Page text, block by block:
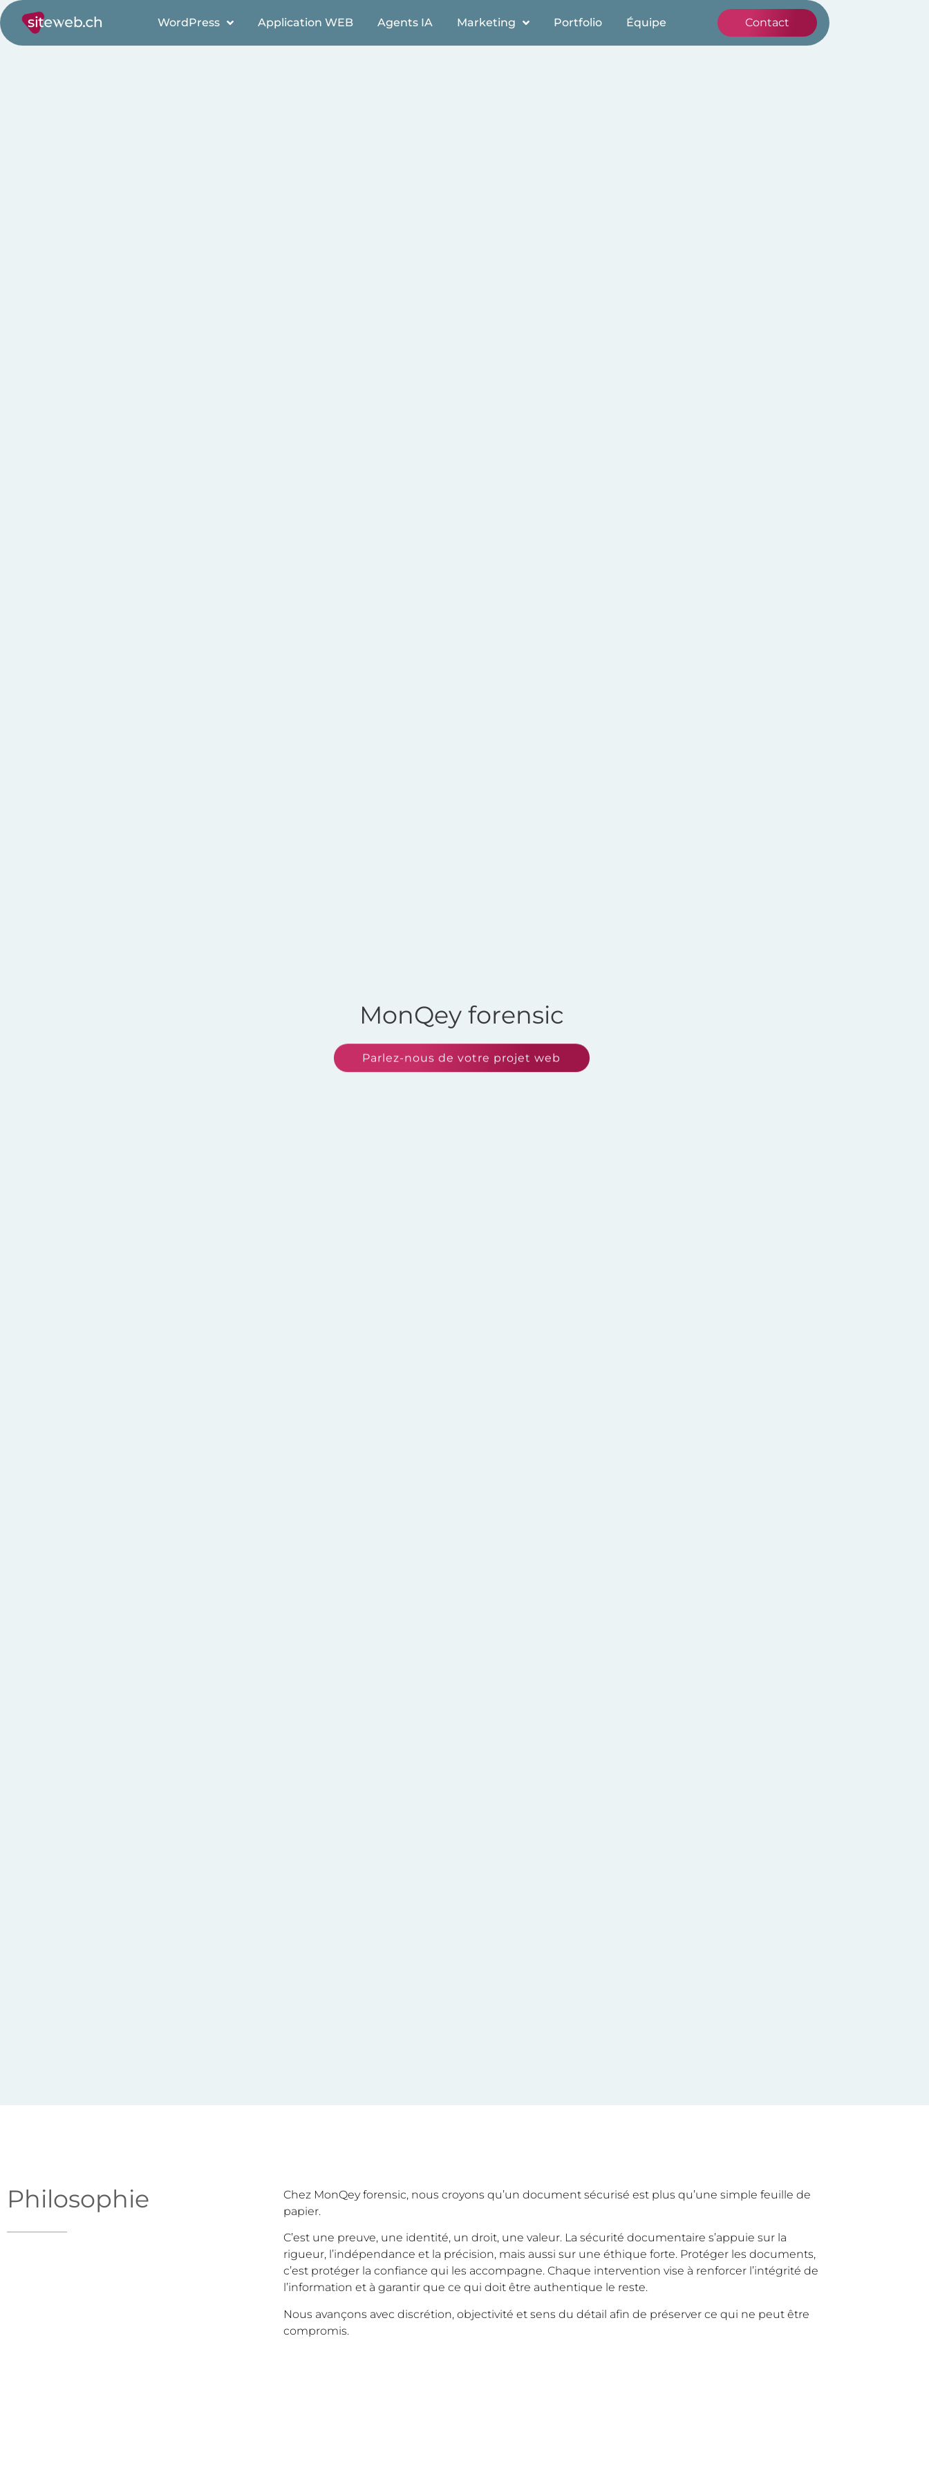
WordPress Application WEB Agents IA Marketing Portfolio Équipe Contact
MonQey forensic
Parlez-nous de votre projet web
Philosophie
Chez MonQey forensic, nous croyons qu’un document sécurisé est plus qu’une simple feuille de
papier.
C’est une preuve, une identité, un droit, une valeur. La sécurité documentaire s’appuie sur la
rigueur, l’indépendance et la précision, mais aussi sur une éthique forte. Protéger les documents,
c’est protéger la confiance qui les accompagne. Chaque intervention vise à renforcer l’intégrité de
l’information et à garantir que ce qui doit être authentique le reste.
Nous avançons avec discrétion, objectivité et sens du détail afin de préserver ce qui ne peut être
compromis.